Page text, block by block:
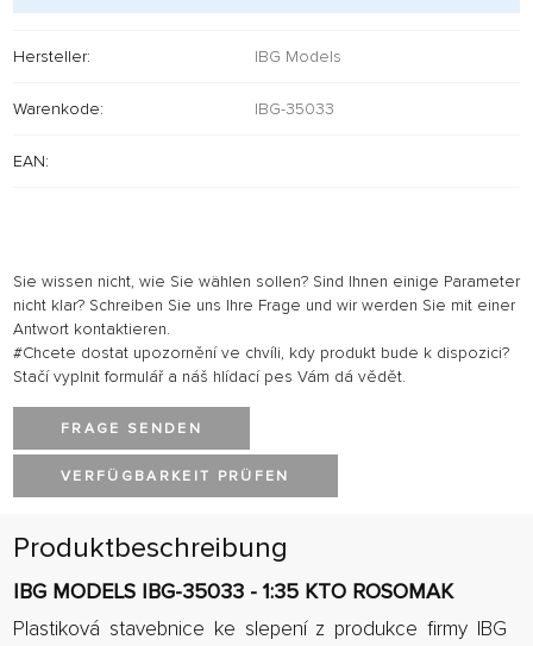
Hersteller: IBG Models
Warenkode: IBG-35033
EAN:
Sie wissen nicht, wie Sie wählen sollen? Sind Ihnen einige Parameter
nicht klar? Schreiben Sie uns Ihre Frage und wir werden Sie mit einer
Antwort kontaktieren.
#Chcete dostat upozornění ve chvíli, kdy produkt bude k dispozici?
Stačí vyplnit formulář a náš hlídací pes Vám dá vědět.
FRAGE SENDEN
VERFÜGBARKEIT PRÜFEN
Produktbeschreibung
IBG MODELS IBG-35033 - 1:35 KTO ROSOMAK
Plastiková stavebnice ke slepení z produkce firmy IBG